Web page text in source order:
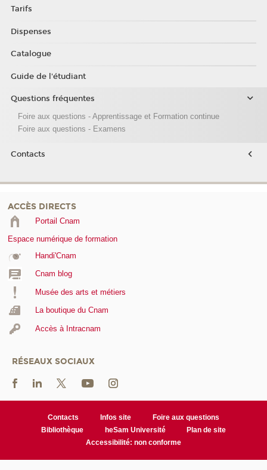
Tarifs
Dispenses
Catalogue
Guide de l'étudiant
Questions fréquentes
Foire aux questions - Apprentissage et Formation continue
Foire aux questions - Examens
Contacts
ACCÈS DIRECTS
Portail Cnam
Espace numérique de formation
Handi'Cnam
Cnam blog
Musée des arts et métiers
La boutique du Cnam
Accès à Intracnam
RÉSEAUX SOCIAUX
Contacts Infos site
Foire aux questions
Bibliothèque
heSam Université
Plan de site
Accessibilité: non conforme